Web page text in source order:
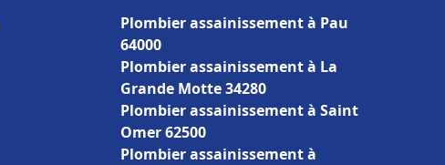
Plombier assainissement à Pau
64000
Plombier assainissement à La
Grande Motte 34280
Plombier assainissement à Saint
Omer 62500
Plombier assainissement à